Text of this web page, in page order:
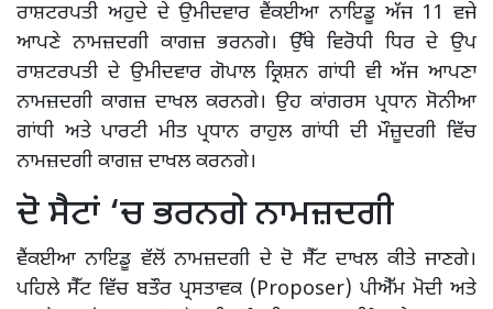
ਰਾਸ਼ਟਰਪਤੀ ਅਹੁਦੇ ਦੇ ਉਮੀਦਵਾਰ ਵੈਂਕਈਆ ਨਾਇਡੂ ਅੱਜ 11 ਵਜੇ
ਆਪਣੇ ਨਾਮਜ਼ਦਗੀ ਕਾਗਜ਼ ਭਰਨਗੇ। ਉੱਥੇ ਵਿਰੋਧੀ ਧਿਰ ਦੇ ਉਪ
ਰਾਸ਼ਟਰਪਤੀ ਦੇ ਉਮੀਦਵਾਰ ਗੋਪਾਲ ਕ੍ਰਿਸ਼ਨ ਗਾਂਧੀ ਵੀ ਅੱਜ ਆਪਣਾ
ਨਾਮਜ਼ਦਗੀ ਕਾਗਜ਼ ਦਾਖਲ ਕਰਨਗੇ। ਉਹ ਕਾਂਗਰਸ ਪ੍ਰਧਾਨ ਸੋਨੀਆ
ਗਾਂਧੀ ਅਤੇ ਪਾਰਟੀ ਮੀਤ ਪ੍ਰਧਾਨ ਰਾਹੁਲ ਗਾਂਧੀ ਦੀ ਮੌਜ਼ੂਦਗੀ ਵਿੱਚ
ਨਾਮਜ਼ਦਗੀ ਕਾਗਜ਼ ਦਾਖਲ ਕਰਨਗੇ।
ਦੋ ਸੈਟਾਂ ‘ਚ ਭਰਨਗੇ ਨਾਮਜ਼ਦਗੀ
ਵੈਂਕਈਆ ਨਾਇਡੂ ਵੱਲੋਂ ਨਾਮਜ਼ਦਗੀ ਦੇ ਦੋ ਸੈੱਟ ਦਾਖਲ ਕੀਤੇ ਜਾਣਗੇ।
ਪਹਿਲੇ ਸੈੱਟ ਵਿੱਚ ਬਤੌਰ ਪ੍ਰਸਤਾਵਕ (Proposer) ਪੀਐੱਮ ਮੋਦੀ ਅਤੇ